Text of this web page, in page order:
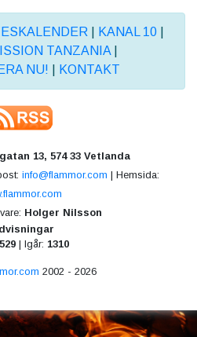
KANAL 10|
TANZANIA|
NU!
KONTAKT
13, 574 33 Vetlanda
info@flammor.com | Hemsida:
Holger Nilsson
529 | Igår: 1310
2002 - 2026